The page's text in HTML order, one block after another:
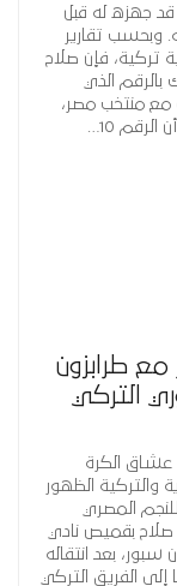
قد جهزه له قبل
وبحسب تقارير
تركية، فإن صلاح
الذي
مع منتخب مصر،
الرقم 10…
طرابزون
التركي
عشاق الكرة
والتركية الظهور
للنجم المصري
بقميص نادي
سبور، بعد انتقاله
إلى الفريق التركي